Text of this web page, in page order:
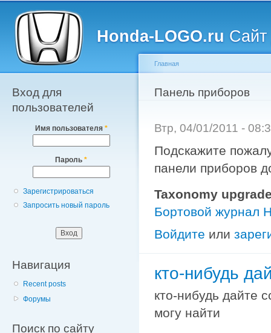
Honda-LOGO.ru Сайт
Главное меню
Вход для
пользователей
Имя пользователя *
Пароль *
Зарегистрироваться
Запросить новый пароль
Навигация
Recent posts
Форумы
Поиск по сайту
Вы здесь
Главная
Панель приборов
Втр, 04/01/2011 -
Подскажите
панели приборов
Taxonomy
Бортовой журнал
Войдите или
кто-нибудь
кто-нибудь дайте
могу найти